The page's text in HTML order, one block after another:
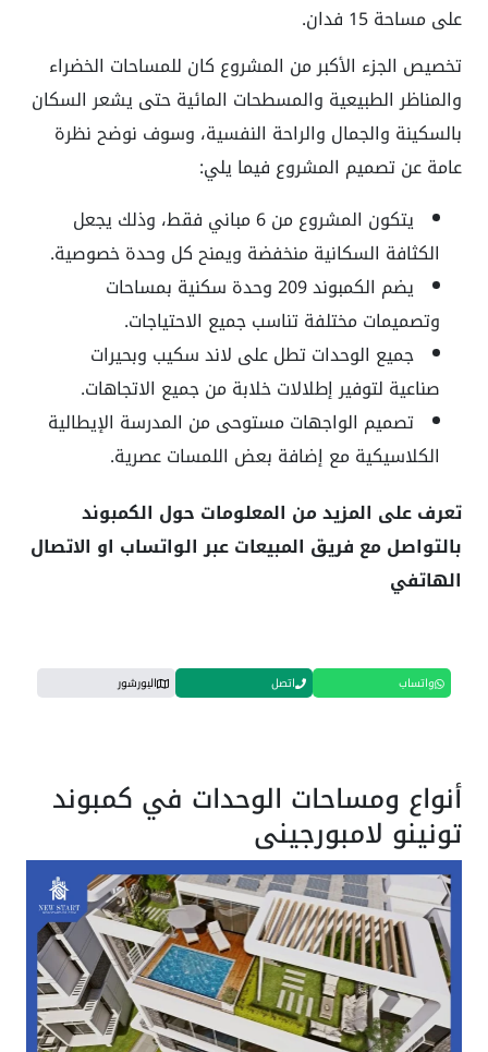
على مساحة 15 فدان.
تخصيص الجزء الأكبر من المشروع كان للمساحات الخضراء
والمناظر الطبيعية والمسطحات المائية حتى يشعر السكان
بالسكينة والجمال والراحة النفسية، وسوف نوضح نظرة
عامة عن تصميم المشروع فيما يلي:
يتكون المشروع من 6 مباني فقط، وذلك يجعل
الكثافة السكانية منخفضة ويمنح كل وحدة خصوصية.
يضم الكمبوند 209 وحدة سكنية بمساحات
وتصميمات مختلفة تناسب جميع الاحتياجات.
جميع الوحدات تطل على لاند سكيب وبحيرات
صناعية لتوفير إطلالات خلابة من جميع الاتجاهات.
تصميم الواجهات مستوحى من المدرسة الإيطالية
الكلاسيكية مع إضافة بعض اللمسات عصرية.
تعرف على المزيد من المعلومات حول الكمبوند
بالتواصل مع فريق المبيعات عبر الواتساب او الاتصال
الهاتفي
واتساب اتصل البورشور
أنواع ومساحات الوحدات في كمبوند
تونينو لامبورجيني